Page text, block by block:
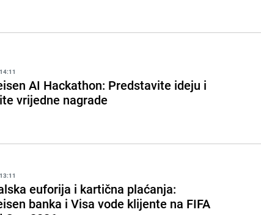
AI Hackathon: Predstavite ideju i
vrijedne nagrade
euforija i kartična plaćanja:
banka i Visa vode klijente na FIFA